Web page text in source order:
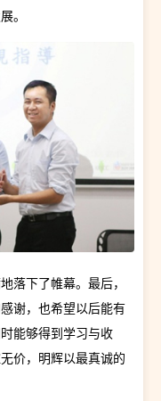
。
落下了帷幕。最后，
谢，也希望以后能有
能够得到学习与收
价，明辉以最真诚的